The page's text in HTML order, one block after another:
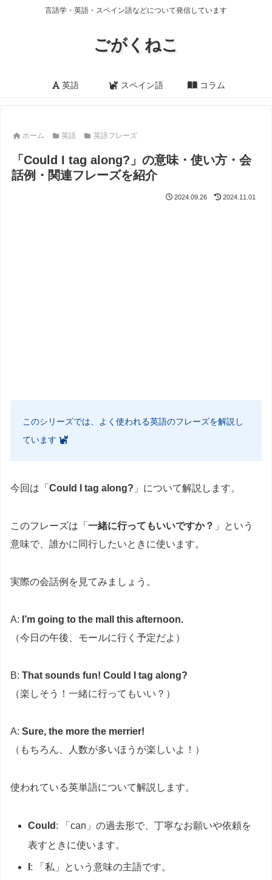
言語学・英語・スペイン語などについて発信しています
ごがくねこ
英語 スペイン語 コラム
ホーム 英語 英語フレーズ
「Could I tag along?」の意味・使い方・会
話例・関連フレーズを紹介
2024.09.26 2024.11.01
このシリーズでは、よく使われる英語のフレーズを解説し
ています
今回は「 Could I tag along? 」について解説します。
このフレーズは「 一緒に行ってもいいですか？ 」という
意味で、誰かに同行したいときに使います。
実際の会話例を見てみましょう。
A: I’m going to the mall this afternoon.
（今日の午後、モールに行く予定だよ）
B: That sounds fun! Could I tag along?
（楽しそう！一緒に行ってもいい？）
A: Sure, the more the merrier!
（もちろん、人数が多いほうが楽しいよ！）
使われている英単語について解説します。
Could : 「can」の過去形で、丁寧なお願いや依頼を
表すときに使います。
: 「私」という意味の主語です。